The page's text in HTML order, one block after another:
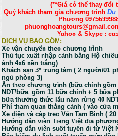
(**Giá có thể thay đổi
Quý khách tham gia chương trình Du
Phương
Yahoo & Skype :
DỊCH VỤ BAO GỒM:
Xe vận chuyển theo chương trình
Thủ tục xuất nhập cảnh bằng Hộ
ảnh 4x6 nền trắng)
Khách sạn 3* trung tâm ( 2 người/01
ngủ phòng 3)
Ăn theo chương trình (bữa chính gồm
NDT/bữa, gồm 11 bữa chính + 5 bữa
bữa thưởng thức lẩu nấm rừng 40
Phí tham quan thắng cảnh ( vào cửa
Xe điện và cáp treo Vân Tam Bình ( 20
Hướng dẫn viên Tiếng Việt địa
Hướng dẫn viên suốt tuyến đi từ Việt